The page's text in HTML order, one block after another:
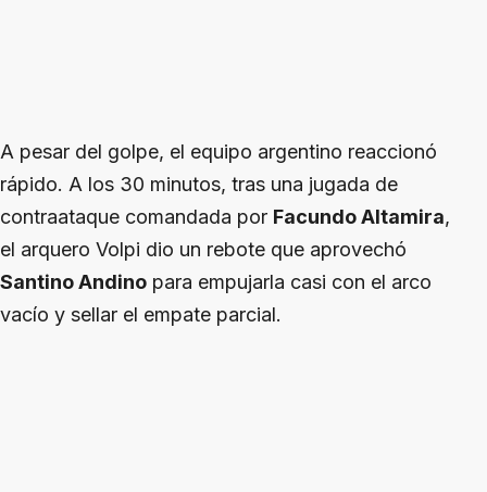
A pesar del golpe, el equipo argentino reaccionó
rápido. A los 30 minutos, tras una jugada de
contraataque comandada por Facundo Altamira,
el arquero Volpi dio un rebote que aprovechó
Santino Andino para empujarla casi con el arco
vacío y sellar el empate parcial.